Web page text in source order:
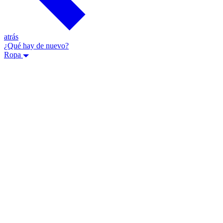
atrás
¿Qué hay de nuevo?
Ropa